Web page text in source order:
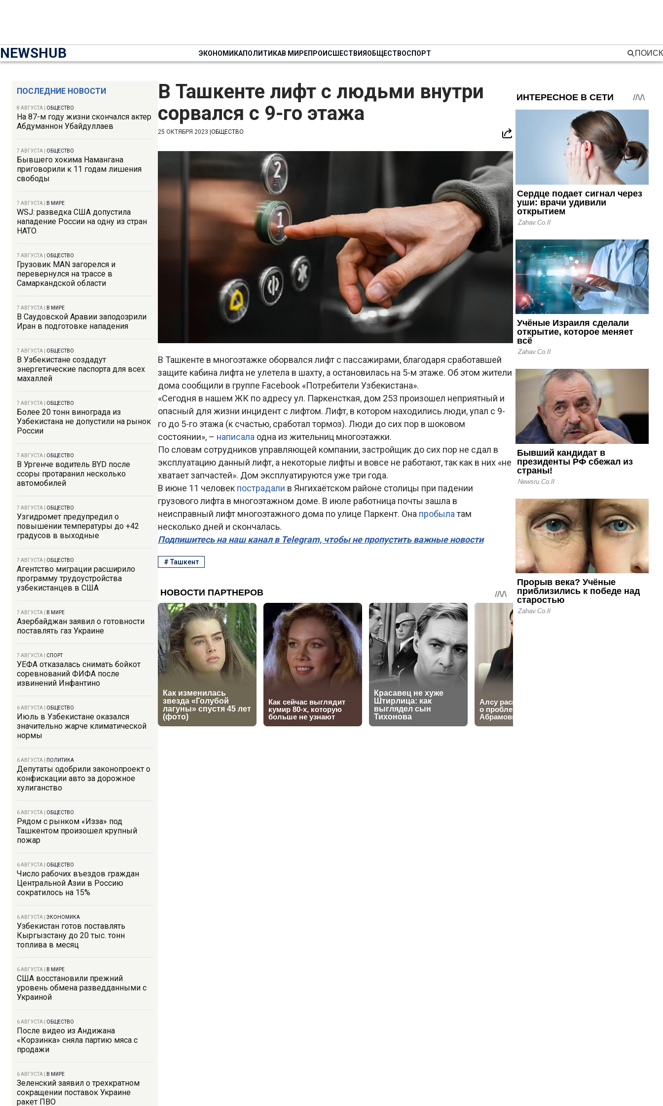
NEWSHUB ЭКОНОМИКАПОЛИТИКАВ МИРЕПРОИСШЕСТВИЯОБЩЕСТВОСПОРТ ПОИСК
ПОСЛЕДНИЕ НОВОСТИ
8 АВГУСТА ОБЩЕСТВО
На 87-м году жизни скончался актер
Абдуманнон Убайдуллаев
7 АВГУСТА ОБЩЕСТВО
Бывшего хокима Намангана
приговорили к 11 годам лишения
свободы
7 АВГУСТА В МИРЕ
WSJ: разведка США допустила
нападение России на одну из стран
НАТО
7 АВГУСТА ОБЩЕСТВО
Грузовик MAN загорелся и
перевернулся на трассе в
Самаркандской области
7 АВГУСТА В МИРЕ
В Саудовской Аравии заподозрили
Иран в подготовке нападения
7 АВГУСТА ОБЩЕСТВО
В Узбекистане создадут
энергетические паспорта для всех
махаллей
7 АВГУСТА ОБЩЕСТВО
Более 20 тонн винограда из
Узбекистана не допустили на рынок
России
7 АВГУСТА ОБЩЕСТВО
В Ургенче водитель BYD после
ссоры протаранил несколько
автомобилей
7 АВГУСТА ОБЩЕСТВО
Узгидромет предупредил о
повышении температуры до +42
градусов в выходные
7 АВГУСТА ОБЩЕСТВО
Агентство миграции расширило
программу трудоустройства
узбекистанцев в США
7 АВГУСТА В МИРЕ
Азербайджан заявил о готовности
поставлять газ Украине
7 АВГУСТА СПОРТ
УЕФА отказалась снимать бойкот
соревнований ФИФА после
извинений Инфантино
6 АВГУСТА ОБЩЕСТВО
Июль в Узбекистане оказался
значительно жарче климатической
нормы
6 АВГУСТА ПОЛИТИКА
Депутаты одобрили законопроект о
конфискации авто за дорожное
хулиганство
6 АВГУСТА ОБЩЕСТВО
Рядом с рынком «Изза» под
Ташкентом произошел крупный
пожар
6 АВГУСТА ОБЩЕСТВО
Число рабочих въездов граждан
Центральной Азии в Россию
сократилось на 15%
6 АВГУСТА ЭКОНОМИКА
Узбекистан готов поставлять
Кыргызстану до 20 тыс. тонн
топлива в месяц
6 АВГУСТА В МИРЕ
США восстановили прежний
уровень обмена разведданными с
Украиной
6 АВГУСТА ОБЩЕСТВО
После видео из Андижана
«Корзинка» сняла партию мяса с
продажи
6 АВГУСТА В МИРЕ
Зеленский заявил о трехкратном
сокращении поставок Украине
ракет ПВО
В Ташкенте лифт с людьми внутри
сорвался с 9-го этажа
25 ОКТЯБРЯ 2023 ОБЩЕСТВО
В Ташкенте в многоэтажке оборвался лифт с пассажирами, благодаря сработавшей
защите кабина лифта не улетела в шахту, а остановилась на 5-м этаже. Об этом жители
дома сообщили в группе Facebook «Потребители Узбекистана».
«Сегодня в нашем ЖК по адресу ул. Паркенсткая, дом 253 произошел неприятный и
опасный для жизни инцидент с лифтом. Лифт, в котором находились люди, упал с 9-
го до 5-го этажа (к счастью, сработал тормоз). Люди до сих пор в шоковом
состоянии», – написала одна из жительниц многоэтажки.
По словам сотрудников управляющей компании, застройщик до сих пор не сдал в
эксплуатацию данный лифт, а некоторые лифты и вовсе не работают, так как в них «не
хватает запчастей». Дом эксплуатируются уже три года.
В июне 11 человек пострадали в Янгихаётском районе столицы при падении
грузового лифта в многоэтажном доме. В июле работница почты зашла в
неисправный лифт многоэтажного дома по улице Паркент. Она пробылатам
несколько дней и скончалась.
Подпишитесь на наш канал в Telegram, чтобы не пропустить важные новости
#Ташкент